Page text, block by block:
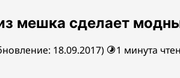
мешка сделает
18.09.2017) 1 минута